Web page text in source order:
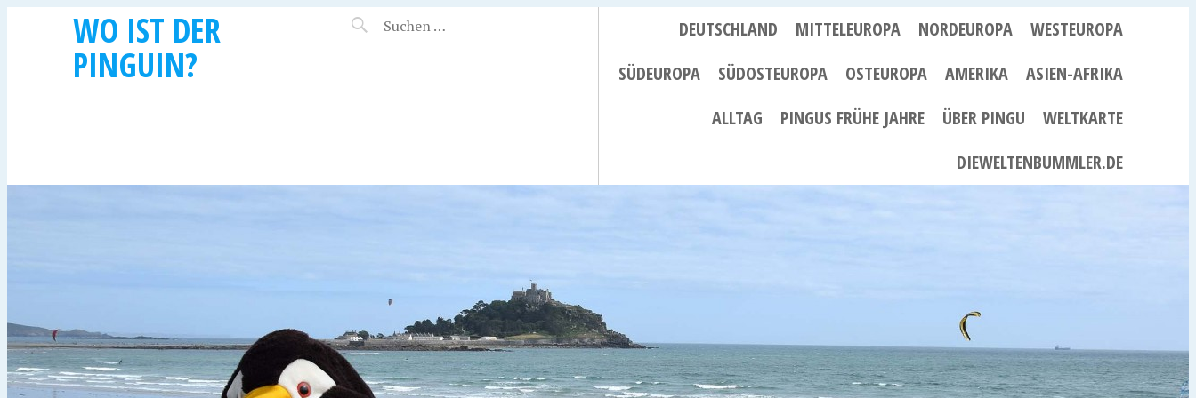
WO IST DER
PINGUIN?
DEUTSCHLAND MITTELEUROPA NORDEUROPA
WESTEUROPA
SÜDEUROPA
SÜDOSTEUROPA OSTEUROPA AMERIKA
ASIEN-AFRIKA
ALLTAG
PINGUS FRÜHE JAHRE ÜBER PINGU
WELTKARTE
DIEWELTENBUMMLER.DE